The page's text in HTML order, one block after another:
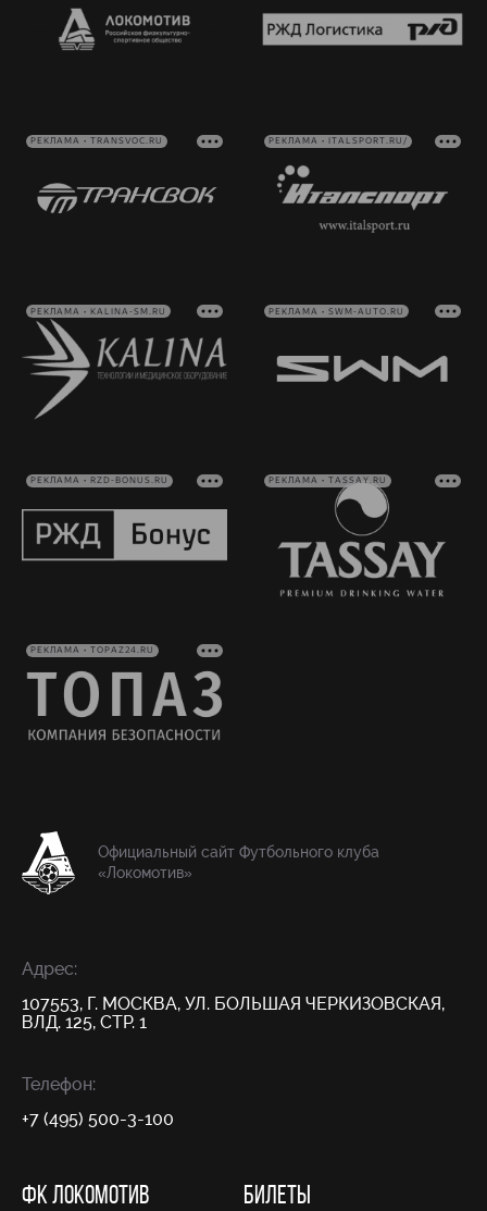
РЕКЛАМА • TRANSVOC.RU РЕКЛАМА • ITALSPORT.RU/
РЕКЛАМА • KALINA-SM.RU РЕКЛАМА • SWM-AUTO.RU
РЕКЛАМА • RZD-BONUS.RU РЕКЛАМА • TASSAY.RU
РЕКЛАМА • TOPAZ24.RU
Официальный сайт Футбольного клуба
«Локомотив»
Адрес:
107553, Г. МОСКВА, УЛ. БОЛЬШАЯ ЧЕРКИЗОВСКАЯ,
ВЛД. 125, СТР. 1
Телефон:
+7 (495) 500-3-100
ФК ЛОКОМОТИВ БИЛЕТЫ